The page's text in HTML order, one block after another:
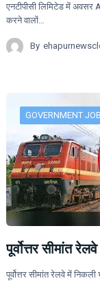
एनटीपीसी लिमिटेड में अवसर
करने वालों…
By
GOVERNMENT
पूर्वोत्तर सीमांत
पूर्वोत्तर सीमांत रेलवे में